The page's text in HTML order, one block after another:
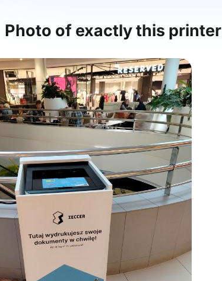
Photo of exactly this printer